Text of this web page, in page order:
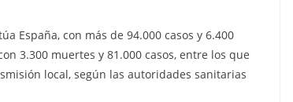
España, con más de 94.000 casos y 6.400
3.300 muertes y 81.000 casos, entre los que
local, según las autoridades sanitarias